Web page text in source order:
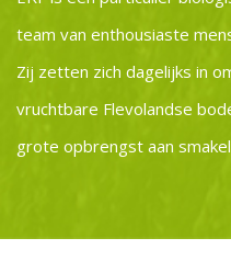
team van enthousiaste
Zij zetten zich dagelijks in
vruchtbare Flevolandse
grote opbrengst aan